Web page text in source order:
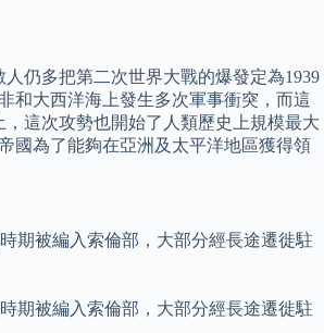
仍多把第二次世界大戰的爆發定為1939
和大西洋海上發生多次軍事衝突，而這
這次攻勢也開始了人類歷史上規模最大
國為了能夠在亞洲及太平洋地區獲得領
期被編入索倫部，大部分經長途遷徙駐
期被編入索倫部，大部分經長途遷徙駐